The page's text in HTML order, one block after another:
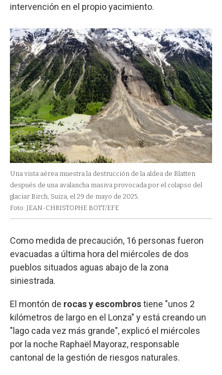
intervención en el propio yacimiento.
Una vista aérea muestra la destrucción de la aldea de Blatten
después de una avalancha masiva provocada por el colapso del
glaciar Birch, Suiza, el 29 de mayo de 2025.
Foto: JEAN-CHRISTOPHE BOTT/EFE
Como medida de precaución, 16 personas fueron
evacuadas a última hora del miércoles de dos
pueblos situados aguas abajo de la zona
siniestrada.
El montón de rocas y escombrostiene "unos 2
kilómetros de largo en el Lonza" y está creando un
"lago cada vez más grande", explicó el miércoles
por la noche Raphaël Mayoraz, responsable
cantonal de la gestión de riesgos naturales.